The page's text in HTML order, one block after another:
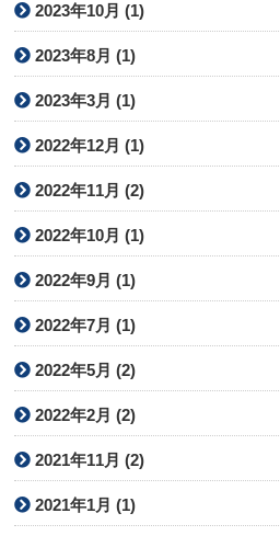
2023年10月 (1)
2023年8月 (1)
2023年3月 (1)
2022年12月 (1)
2022年11月 (2)
2022年10月 (1)
2022年9月 (1)
2022年7月 (1)
2022年5月 (2)
2022年2月 (2)
2021年11月 (2)
2021年1月 (1)